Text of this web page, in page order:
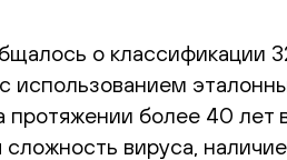
о классификации
использованием
протяжении более 40
вируса,